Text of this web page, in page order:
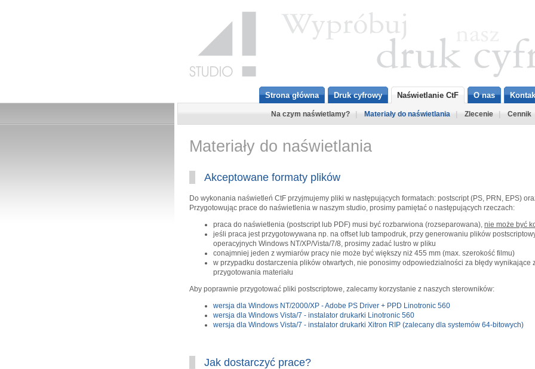
Strona główna Druk cyfrowy Naświetlanie CtF O nas
Na czym naświetlamy? Materiały do naświetlania Zlecenie Cennik
Materiały do naświetlania
Akceptowane formaty plików
Do wykonania naświetleń CtF przyjmujemy pliki w następujących formatach: postscript (PS, PRN, EPS)
Przygotowując prace do naświetlenia w naszym studio, prosimy pamiętać o następujących rzeczach:
praca do naświetlenia (postscript lub PDF) musi być rozbarwiona (rozseparowana), nie może być
jeśli praca jest przygotowywana np. na offset lub tampodruk, przy generowaniu plików
operacyjnych Windows NT/XP/Vista/7/8, prosimy zadać lustro w pliku
conajmniej jeden z wymiarów pracy nie może być większy niż 455 mm (max. szerokość filmu)
w przypadku dostarczenia plików otwartych, nie ponosimy odpowiedzialności za błędy wynikające
przygotowania materiału
Aby poprawnie przygotować pliki postscriptowe, zalecamy korzystanie z naszych sterowników:
wersja dla Windows NT/2000/XP - Adobe PS Driver + PPD Linotronic 560
wersja dla Windows Vista/7 - instalator drukarki Linotronic 560
wersja dla Windows Vista/7 - instalator drukarki Xitron RIP (zalecany dla systemów 64-bitowych)
Jak dostarczyć prace?